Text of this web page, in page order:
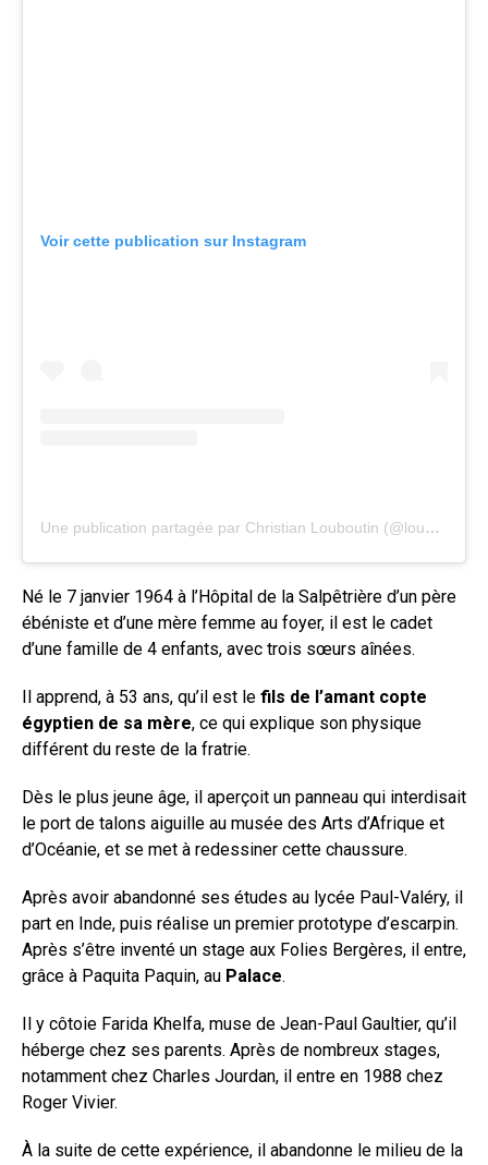
Voir cette publication sur Instagram
Une publication partagée par Christian Louboutin (@louboutinworld)
Né le 7 janvier 1964 à l’Hôpital de la Salpêtrière d’un père
ébéniste et d’une mère femme au foyer, il est le cadet
d’une famille de 4 enfants, avec trois sœurs aînées.
Il apprend, à 53 ans, qu’il est le fils de l’amant copte
égyptien de sa mère, ce qui explique son physique
différent du reste de la fratrie.
Dès le plus jeune âge, il aperçoit un panneau qui interdisait
le port de talons aiguille au musée des Arts d’Afrique et
d’Océanie, et se met à redessiner cette chaussure.
Après avoir abandonné ses études au lycée Paul-Valéry, il
part en Inde, puis réalise un premier prototype d’escarpin.
Après s’être inventé un stage aux Folies Bergères, il entre,
grâce à Paquita Paquin, au Palace.
Il y côtoie Farida Khelfa, muse de Jean-Paul Gaultier, qu’il
héberge chez ses parents. Après de nombreux stages,
notamment chez Charles Jourdan, il entre en 1988 chez
Roger Vivier.
À la suite de cette expérience, il abandonne le milieu de la